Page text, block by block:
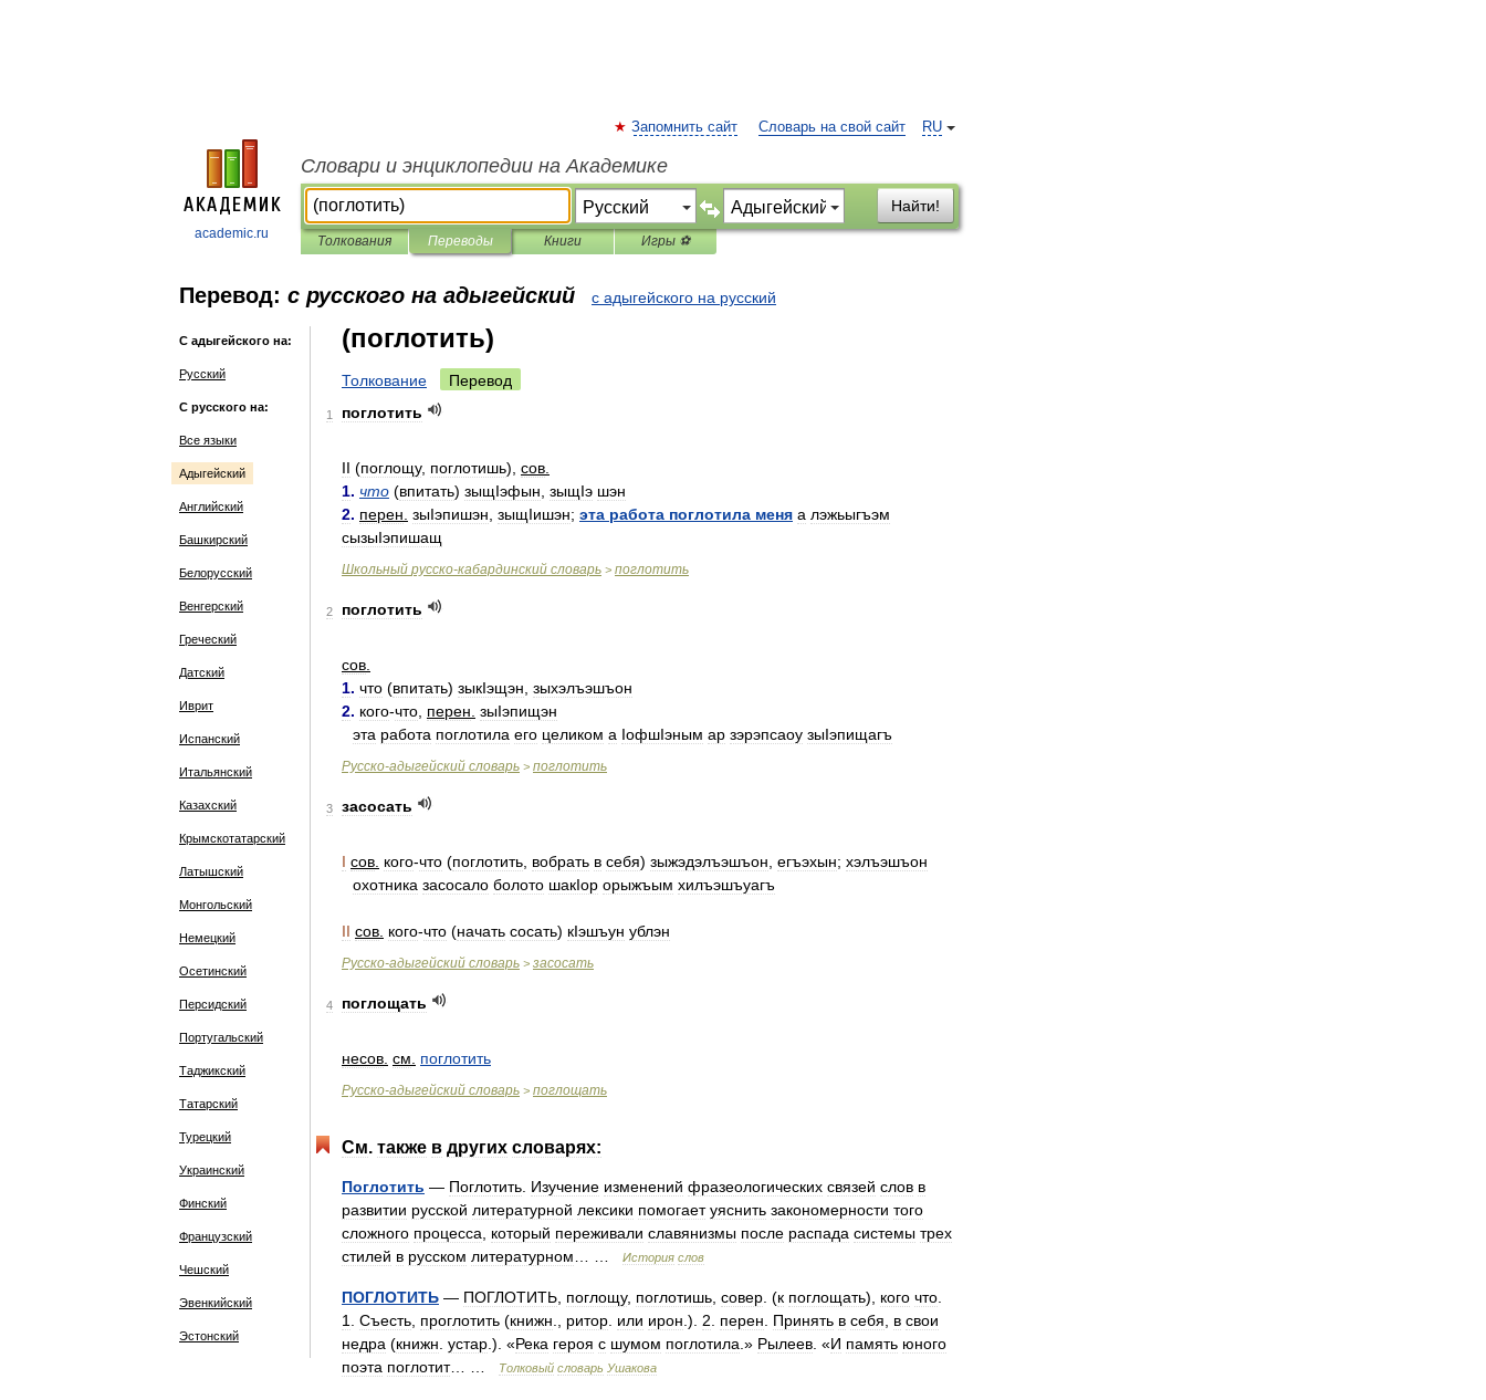
academic.ru
RU
Запомнить сайт Словарь на свой сайт
Словари и энциклопедии на Академике
Найти!
Толкования Переводы Книги Игры ⚽
Перевод: с русского на адыгейский с адыгейского на русский
С адыгейского на:
Русский
С русского на:
Все языки
Адыгейский
Английский
Башкирский
Белорусский
Венгерский
Греческий
Датский
Иврит
Испанский
Итальянский
Казахский
Крымскотатарский
Латышский
Монгольский
Немецкий
Осетинский
Персидский
Португальский
Таджикский
Татарский
Турецкий
Украинский
Финский
Французский
Чешский
Эвенкийский
Эстонский
(поглотить)
Толкование Перевод
1 поглотить
II (поглощу, поглотишь), сов
1. что (впитать) зыщIэфын зыщIэ шэн
2. перен зыIэпишэн зыщIишэн; эта работа поглотила меня а лэжьыгъэм
сызыIэпишащ
Школьный русско-кабардинский словарь > поглотить
2 поглотить
сов
1. что (впитать) зыкIэщэн зыхэлъэшъон
2. кого-что перен зыIэпищэн
эта работа поглотила его целиком а IофшIэным ар зэрэпсаоу зыIэпищагъ
Русско-адыгейский словарь > поглотить
3 засосать
I сов кого-что (поглотить вобрать в себя) зыжэдэлъэшъон егъэхын; хэлъэшъон
охотника засосало болото шакIор орыжъым хилъэшъуагъ
II сов кого-что (начать сосать) кIэшъун ублэн
Русско-адыгейский словарь > засосать
4 поглощать
несов см поглотить
Русско-адыгейский словарь > поглощать
См. также в других словарях:
Поглотить — Поглотить Изучение изменений фразеологических связей слов в
развитии русской литературной лексики помогает уяснить закономерности того
сложного процесса который переживали славянизмы после распада системы трех
стилей в русском литературном История слов
ПОГЛОТИТЬ — ПОГЛОТИТЬ поглощу, поглотишь совер . (к поглощать), кого что
1
Съесть проглотить (книжн ритор или ирон .). 2 перен Принять в себя в свои
недра (книжн устар .). «Река героя с шумом поглотила .» Рылеев . «И память юного
поэта поглотит… … Толковый словарь Ушакова